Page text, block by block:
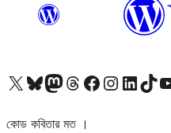
আমাদের X (আগের টুইটার) অ্যাকাউন্টে যানআমাদের Bluesky অ্যাকাউন্টটি দেখুনআমাদের মাস্টোডন অ্যাকাউন্টটি দেখুনআমাদের থ্রেডস অ্যাকাউন্টটি দেখুনআমাদের ফেসবুক পেজ দেখুনআমাদের ইন্সটাগ্রাম অ্যাকাউন্ট দেখুনআমাদের লিঙ্কডইন অ্যাকাউন্টে যানআমাদের TikTok অ্যাকাউন্টটি দেখুন
আমাদের
কোড কবিতার মত ।